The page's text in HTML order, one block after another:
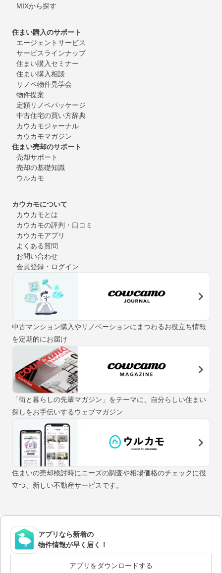
MIXから探す
住まい購入のサポート
エージェントサービス
サービスラインナップ
住まい購入セミナー
住まい購入相談
リノベ物件見学会
物件提案
定額リノベパッケージ
中古住宅の買い方辞典
カウカモジャーナル
カウカモマガジン
住まい売却のサポート
売却サポート
売却の基礎知識
ウルカモ
カウカモについて
カウカモとは
カウカモの評判・口コミ
カウカモアプリ
よくある質問
お問い合わせ
会員登録・ログイン
中古マンション購入やリノベーションにまつわるお役立ち情報
を定期的にお届け
「街と暮らしの先輩マガジン」をテーマに、自分らしい住まい
探しをお手伝いするウェブマガジン
住まいの売却検討時にニーズの調査や相場価格のチェックに役
立つ、新しい不動産サービスです。
アプリなら新着の
物件情報が早く届く！
アプリをダウンロードする